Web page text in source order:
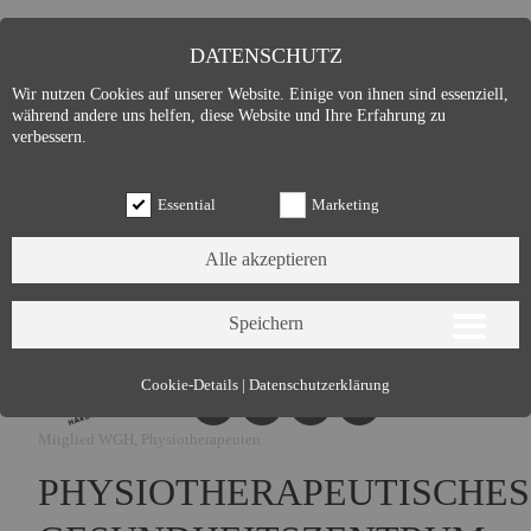
Mitglied WGH, Physiotherapeuten
PHYSIOTHERAPEUTISCHES
DATENSCHUTZ
Wir nutzen Cookies auf unserer Website. Einige von ihnen sind essenziell,
während andere uns helfen, diese Website und Ihre Erfahrung zu
verbessern.
Essential Marketing
Essential (3)
Name:
Cookie Hinweis
Zweck:
Speichert die Cookie-Einstellungen des Besuchers
Cookies:
allowCookie
Laufzeit:
3 Monate
Cookie-Details | Datenschutzerklärung